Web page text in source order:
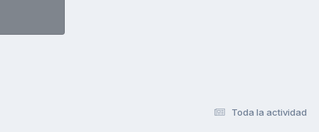
Toda la actividad